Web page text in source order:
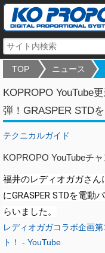
TOP ニュース
KOPROPO YouTube
弾！GRASPER STD
テクニカルガイド
KOPROPO YouTubeチ
福井のレディオガガさ
にGRASPER STDを電動
らいました。
レディオガガコラボ企画
ト！ - YouTube